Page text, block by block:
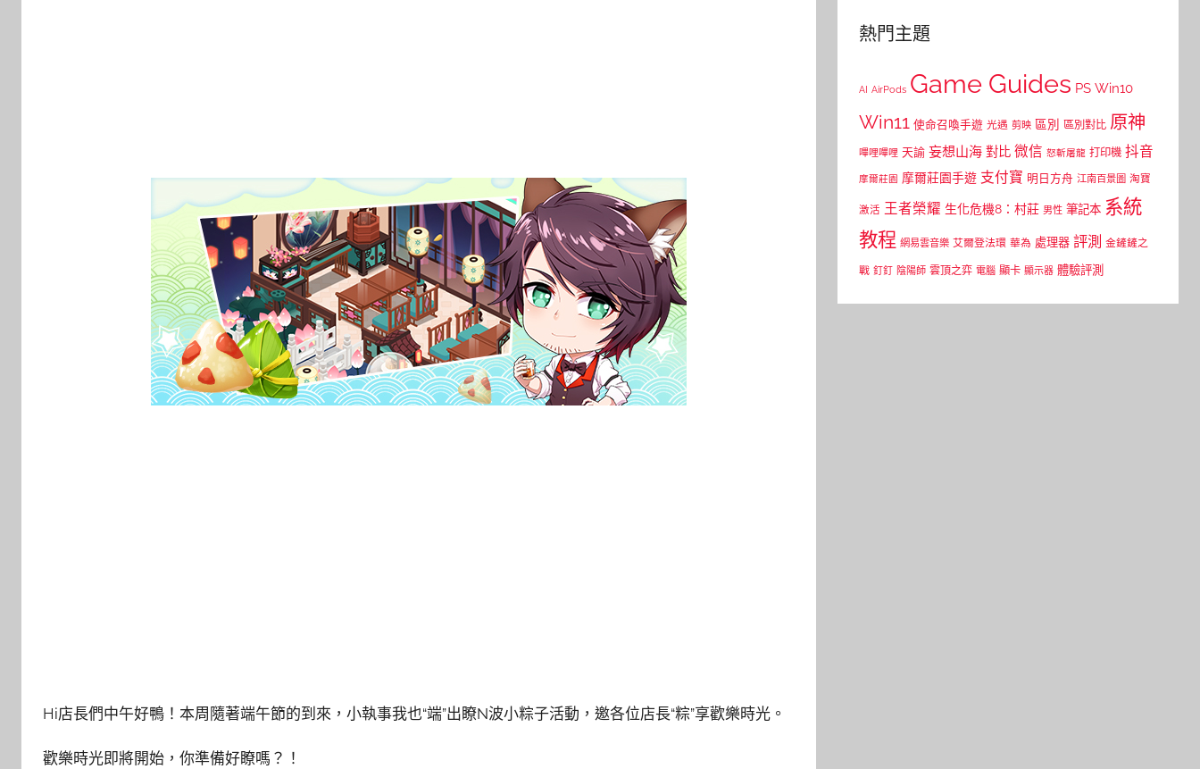
Hi店長們中午好鴨！本周隨著端午節的到來，小執事我也“端”出瞭N波小粽子活動，邀各位店長“粽”享歡樂時光。
歡樂時光即將開始，你準備好瞭嗎？！
熱門主題
AI AirPods Game Guides PS Win10
Win11 使命召喚手遊 光遇 剪映 區別 區別對比 原神
嗶哩嗶哩 天諭 妄想山海 對比 微信 怒斬屠龍 打印機 抖音
摩爾莊園 摩爾莊園手遊 支付寶 明日方舟 江南百景圖 淘寶
激活 王者榮耀 生化危機8：村莊 男性 筆記本 系統
教程 網易雲音樂 艾爾登法環 華為 處理器 評測 金鏟鏟之
戰 釘釘 陰陽師 雲頂之弈 電腦 顯卡 顯示器 體驗評測